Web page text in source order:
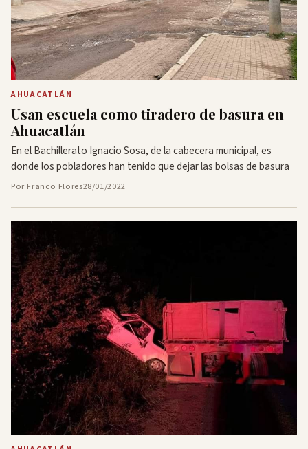
AHUACATLÁN
Usan escuela como tiradero de basura en
Ahuacatlán
En el Bachillerato Ignacio Sosa, de la cabecera municipal, es
donde los pobladores han tenido que dejar las bolsas de basura
Por Franco Flores28/01/2022